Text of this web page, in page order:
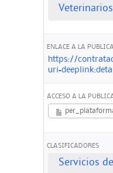
Veterinarios
ENLACE A LA
https://
ACCESO A LA
CLASIFICADORES
Servicios